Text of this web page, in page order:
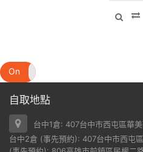
On
自取地點
台中1倉: 407台中市西屯區華
台中2倉 (事先預約): 407台中市西屯